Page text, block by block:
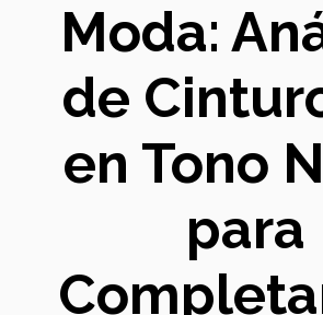
Moda:
de
en Tono
para